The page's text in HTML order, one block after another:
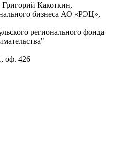
Григорий Какоткин,
бизнеса АО «РЭЦ»,
регионального фонда
оф. 426